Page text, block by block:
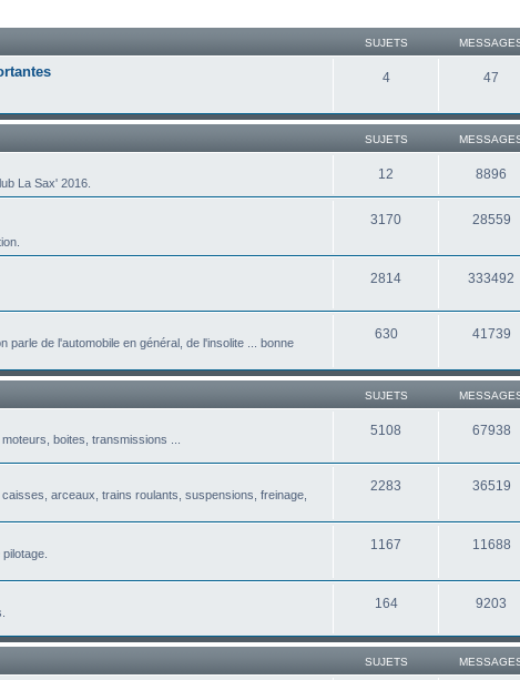
SUJETS
4 47
SUJETS
La Sax' 2016.
12 8896
3170 28559
2814 333492
parle de l'automobile en général, de l'insolite ... bonne
630 41739
SUJETS
boites, transmissions ...
5108 67938
arceaux, trains roulants, suspensions, freinage,
2283 36519
1167 11688
164 9203
SUJETS